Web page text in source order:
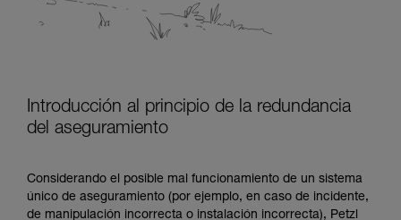
Introducción al principio de la redundancia
del aseguramiento
Considerando el posible mal funcionamiento de un sistema
único de aseguramiento (por ejemplo, en caso de incidente,
de manipulación incorrecta o instalación incorrecta), Petzl